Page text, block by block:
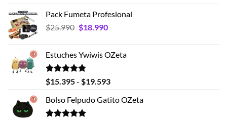
era:
$19.990.
es:
$15.990.
Pack Fumeta Profesional
$25.990 El
era:
$25.990.
$18.990El
es:
Estuches Ywiwis OZeta
Valorado
con
de 5
$15.395- $19.593Rango
precios:
Bolso Felpudo Gatito OZeta